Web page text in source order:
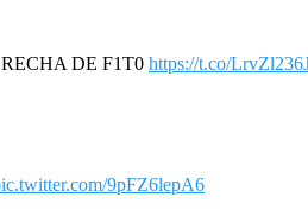
DE F1T0 https://t.co/
9pFZ6lepA6